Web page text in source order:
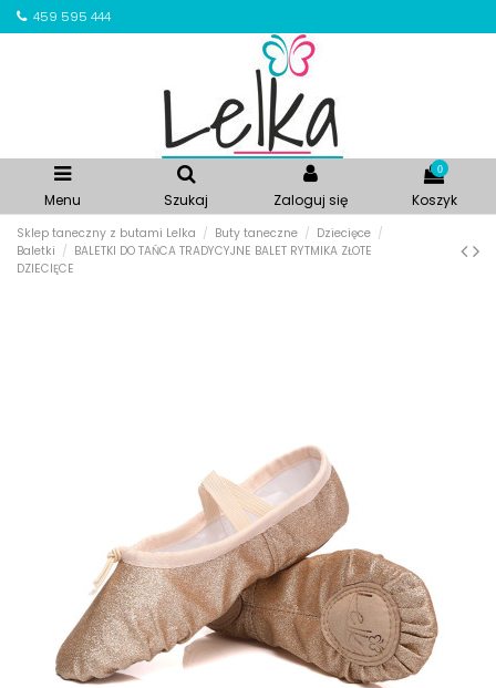
459 595 444
Menu Szukaj Zaloguj się
0
Koszyk
Sklep taneczny z butami Lelka Buty taneczne
Dziecięce
Baletki
BALETKI DO TAŃCA TRADYCYJNE BALET RYTMIKA ZŁOTE
DZIECIĘCE